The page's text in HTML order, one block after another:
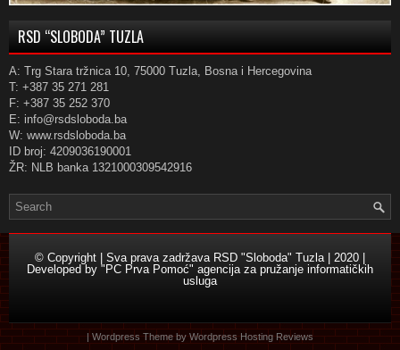
RSD “SLOBODA” TUZLA
A: Trg Stara tržnica 10, 75000 Tuzla, Bosna i Hercegovina
T: +387 35 271 281
F: +387 35 252 370
E: info@rsdsloboda.ba
W: www.rsdsloboda.ba
ID broj: 4209036190001
ŽR: NLB banka 1321000309542916
© Copyright | Sva prava zadržava RSD "Sloboda" Tuzla | 2020 |
Developed by "PC Prva Pomoć" agencija za pružanje informatičkih
usluga
| Wordpress Theme byWordpress Hosting Reviews